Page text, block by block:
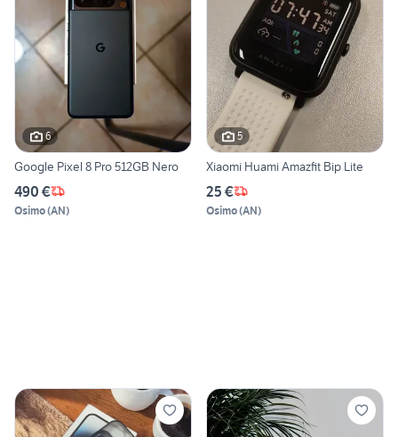
6
Google Pixel 8 Pro 512GB Nero
490 €
Osimo(AN)
5
Xiaomi Huami Amazfit Bip Lite
25 €
Osimo(AN)